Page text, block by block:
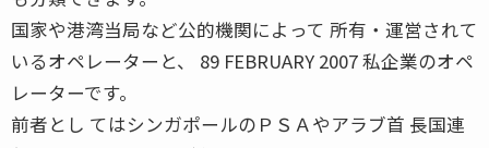
国家や港湾当局など公的機関によって 所有・運営されて
いるオペレーターと、 89 FEBRUARY 2007 私企業のオペ
レーターです。
前者とし てはシンガポールのＰＳＡやアラブ首 長国連